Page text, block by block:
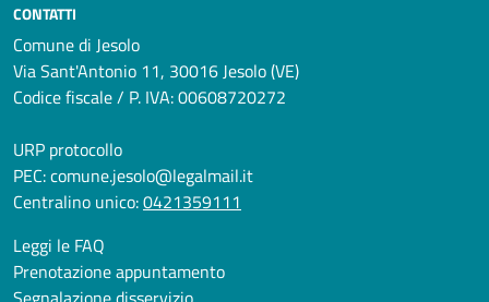
CONTATTI
Comune di Jesolo
Via Sant'Antonio 11, 30016 Jesolo (VE)
Codice fiscale / P. IVA: 00608720272
URP protocollo
PEC:comune.jesolo@legalmail.it
Centralino unico:0421359111
Leggi le FAQ
Prenotazione appuntamento